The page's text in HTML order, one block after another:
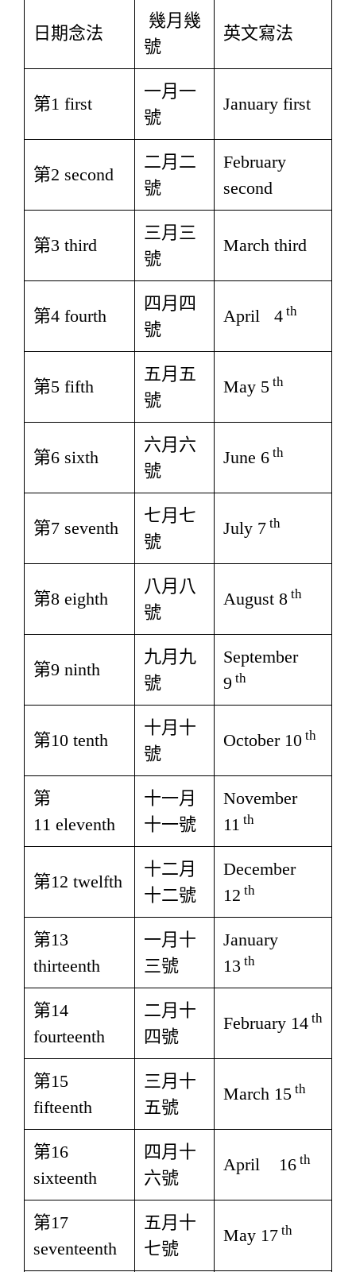
日期念法
幾月幾
號
英文寫法
第1 first
一月一
號
January first
第2 second
二月二
號
February
second
第3 third
三月三
號
March third
第4 fourth
四月四
號
April 4 th
第5 fifth
五月五
號
May 5 th
第6 sixth
六月六
號
June 6 th
第7 seventh
七月七
號
July 7 th
第8 eighth
八月八
號
August 8 th
第9 ninth
九月九
號
September
9 th
第10 tenth
十月十
號
October 10 th
第
11 eleventh
十一月
十一號
November
11 th
第12 twelfth
十二月
十二號
December
12 th
第13
thirteenth
一月十
三號
January
13 th
第14
fourteenth
二月十
四號
February 14 th
第15
fifteenth
三月十
五號
March 15 th
第16
sixteenth
四月十
六號
April 16 th
第17
seventeenth
五月十
七號
May 17 th